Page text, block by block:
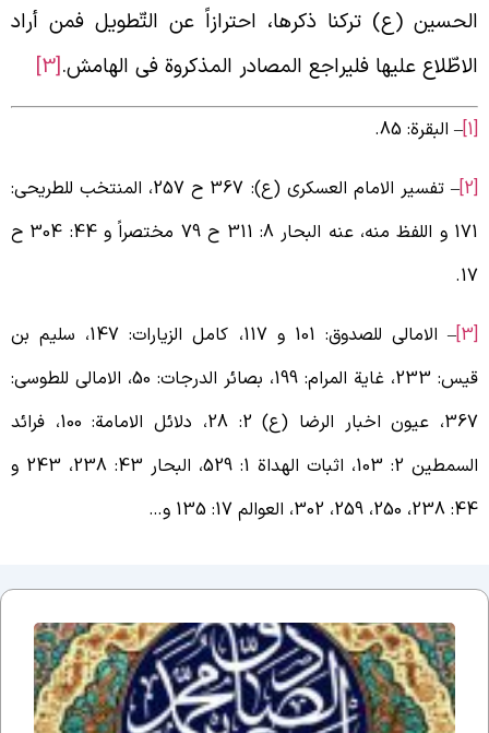
(ع) ترکنا ذکرها، احترازاً عن التّطویل فمن أراد
علیها فلیراجع المصادر المذکروة فی الهامش.
– البقرة: 85.
– تفسیر الامام العسکری (ع): 367 ح 257، المنتخب للطریحی:
171 و اللفظ منه، عنه البحار 8: 311 ح 79 مختصراً و 44: 304 ح
– الامالی للصدوق: 101 و 117، کامل الزیارات: 147، سلیم بن
قیس: 233، غایة المرام: 199، بصائر الدرجات: 50، الامالی للطوسی:
367، عیون اخبار الرضا (ع) 2: 28، دلائل الامامة: 100، فرائد
السمطین 2: 103، اثبات الهداة 1: 529، البحار 43: 238، 243 و
259، 302، العوالم 17: 135 و…
اَلسَلامُ
عَلَیکَ
اَبا
عَبدِاللّهِ
یا